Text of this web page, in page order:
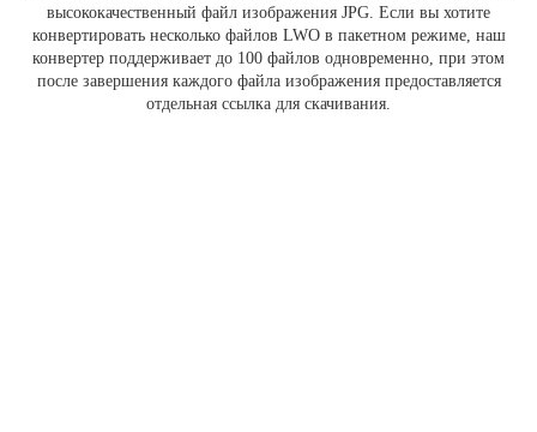
высококачественный файл изображения JPG. Если вы хотите
конвертировать несколько файлов LWO в пакетном режиме, наш
конвертер поддерживает до 100 файлов одновременно, при этом
после завершения каждого файла изображения предоставляется
отдельная ссылка для скачивания.